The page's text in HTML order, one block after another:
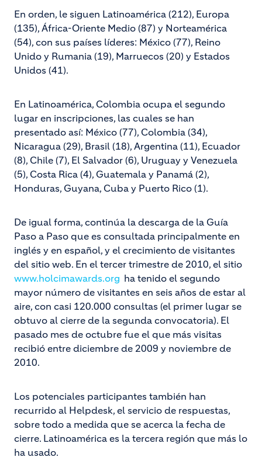
En orden, le siguen Latinoamérica (212), Europa
(135), África-Oriente Medio (87) y Norteamérica
(54), con sus países líderes: México (77), Reino
Unido y Rumania (19), Marruecos (20) y Estados
Unidos (41).
En Latinoamérica, Colombia ocupa el segundo
lugar en inscripciones, las cuales se han
presentado así: México (77), Colombia (34),
Nicaragua (29), Brasil (18), Argentina (11), Ecuador
(8), Chile (7), El Salvador (6), Uruguay y Venezuela
(5), Costa Rica (4), Guatemala y Panamá (2),
Honduras, Guyana, Cuba y Puerto Rico (1).
De igual forma, continúa la descarga de la Guía
Paso a Paso que es consultada principalmente en
inglés y en español, y el crecimiento de visitantes
del sitio web. En el tercer trimestre de 2010, el sitio
www.holcimawards.org ha tenido el segundo
mayor número de visitantes en seis años de estar al
aire, con casi 120.000 consultas (el primer lugar se
obtuvo al cierre de la segunda convocatoria). El
pasado mes de octubre fue el que más visitas
recibió entre diciembre de 2009 y noviembre de
2010.
Los potenciales participantes también han
recurrido al Helpdesk, el servicio de respuestas,
sobre todo a medida que se acerca la fecha de
cierre. Latinoamérica es la tercera región que más lo
ha usado.